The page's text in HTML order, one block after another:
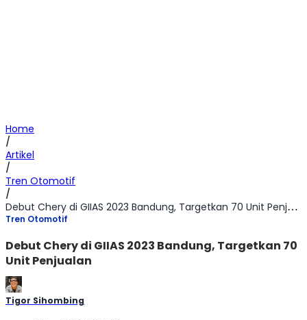
Home
/
Artikel
/
Tren Otomotif
/
Debut Chery di GIIAS 2023 Bandung, Targetkan 70 Unit Penjualan
Tren Otomotif
Debut Chery di GIIAS 2023 Bandung, Targetkan 70
Unit Penjualan
Tigor Sihombing